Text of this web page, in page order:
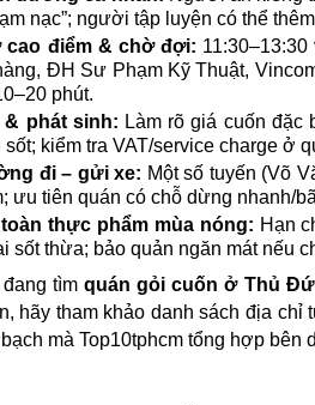
nạc”; người tập luyện có thể
cao điểm & chờ đợi:
ĐH Sư Phạm Kỹ Thuật,
phút.
& phát sinh: Làm rõ giá cuốn đặc
sốt; kiểm tra VAT/service charge ở
đi – gửi xe: Một số tuyến (Võ
ưu tiên quán có chỗ dừng nhanh/
thực phẩm mùa nóng: Hạn
sốt thừa; bảo quản ngăn mát nếu
đang tìmquán gỏi cuốn ở Thủ
hãy tham khảo danh sách địa
mà Top10tphcm tổng hợp bên